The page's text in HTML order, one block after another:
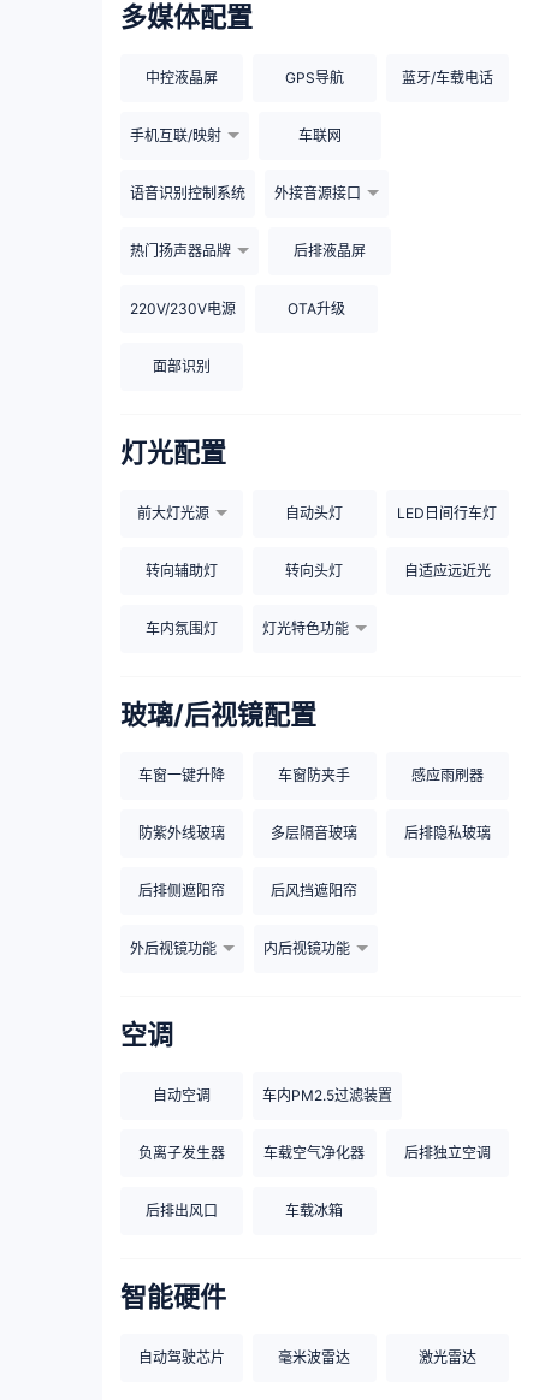
多媒体配置
中控液晶屏 GPS导航 蓝牙/车载电话
手机互联/映射 车联网
语音识别控制系统 外接音源接口
热门扬声器品牌 后排液晶屏
220V/230V电源 OTA升级
面部识别
灯光配置
前大灯光源 自动头灯 LED日间行车灯
转向辅助灯 转向头灯 自适应远近光
车内氛围灯 灯光特色功能
玻璃/后视镜配置
车窗一键升降 车窗防夹手 感应雨刷器
防紫外线玻璃 多层隔音玻璃 后排隐私玻璃
后排侧遮阳帘 后风挡遮阳帘
外后视镜功能 内后视镜功能
空调
自动空调 车内PM2.5过滤装置
负离子发生器 车载空气净化器 后排独立空调
后排出风口 车载冰箱
智能硬件
自动驾驶芯片 毫米波雷达 激光雷达